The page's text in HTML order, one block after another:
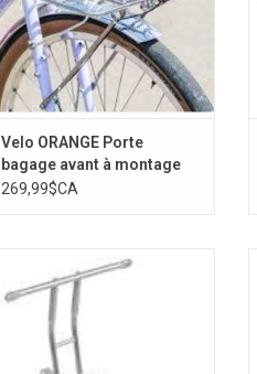
Velo ORANGE Porte
bagage avant à montage
plat
269,99$CA
Velo ORANGE Porte-bagages
avant Randonneur avec décaleur
intégré, Cantilevier
AJOUTER AU PANIER